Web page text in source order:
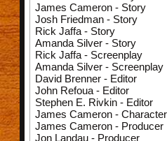
James Cameron - Story
Josh Friedman - Story
Rick Jaffa - Story
Amanda Silver - Story
Rick Jaffa - Screenplay
Amanda Silver - Screenplay
David Brenner - Editor
John Refoua - Editor
Stephen E. Rivkin - Editor
James Cameron -
James Cameron - Producer
Jon Landau - Producer